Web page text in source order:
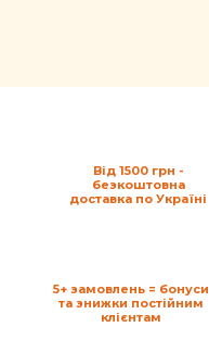
Від 1500 грн -
безкоштовна
доставка по Україні
5+ замовлень = бонуси
та знижки постійним
клієнтам